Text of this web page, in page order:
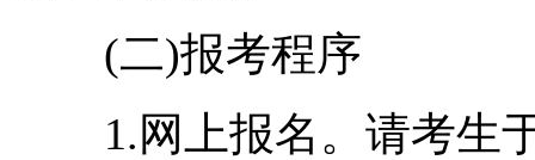
(二)报考程序
1.网上报名。请考生